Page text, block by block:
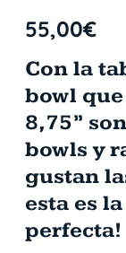
55,00€
Con la
bowl que
8,75”
bowls y
gustan
esta es
perfecta!